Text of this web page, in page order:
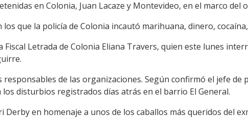
en Colonia, Juan Lacaze y Montevideo, en el marco del
que la policía de Colonia incautó marihuana, dinero,
Fiscal Letrada de Colonia Eliana Travers, quien este lunes
de las organizaciones. Según confirmó el jefe de
disturbios registrados días atrás en el barrio El General.
Derby en homenaje a unos de los caballos más queridos del